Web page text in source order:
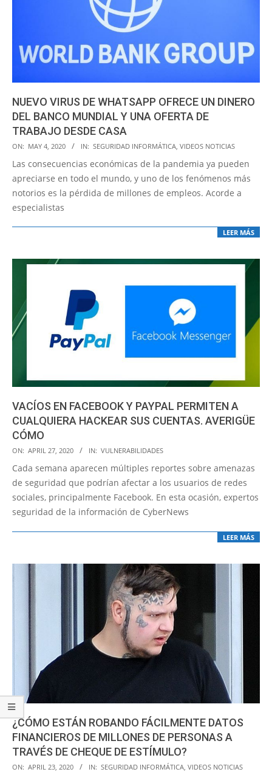
NUEVO VIRUS DE WHATSAPP OFRECE UN DINERO
DEL BANCO MUNDIAL Y UNA OFERTA DE
TRABAJO DESDE CASA
2020-
05-
ON: MAY 4, 2020 IN: SEGURIDAD INFORMÁTICA VIDEOS NOTICIAS
Las consecuencias económicas de la pandemia ya pueden
apreciarse en todo el mundo, y uno de los fenómenos más
notorios es la pérdida de millones de empleos. Acorde a
especialistas
LEER MÁS
VACÍOS EN FACEBOOK Y PAYPAL PERMITEN A
CUALQUIERA HACKEAR SUS CUENTAS. AVERIGÜE
CÓMO
2020-
04-
27
ON: APRIL 27, 2020 IN: VULNERABILIDADES
Cada semana aparecen múltiples reportes sobre amenazas
de seguridad que podrían afectar a los usuarios de redes
sociales, principalmente Facebook. En esta ocasión, expertos
seguridad de la información de CyberNews
LEER MÁS
¿CÓMO ESTÁN ROBANDO FÁCILMENTE DATOS
FINANCIEROS DE MILLONES DE PERSONAS A
TRAVÉS DE CHEQUE DE ESTÍMULO?
2020-
ON: APRIL 23, 2020 IN: SEGURIDAD INFORMÁTICA VIDEOS NOTICIAS